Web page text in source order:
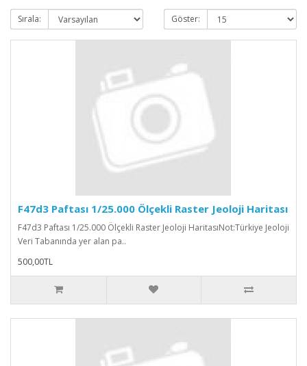
Sırala: Göster:
F47d3 Paftası 1/25.000 Ölçekli Raster Jeoloji Haritası
F47d3 Paftası 1/25.000 Ölçekli Raster Jeoloji HaritasıNot:Türkiye Jeoloji
Veri Tabanında yer alan pa..
500,00TL